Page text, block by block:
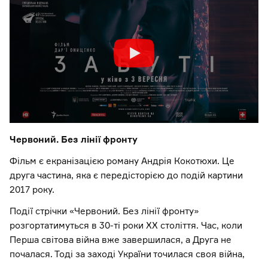
Червоний. Без лінії фронту
Фільм є екранізацією роману Андрія Кокотюхи. Це
друга частина, яка є передісторією до подій картини
2017 року.
Події стрічки «Червоний. Без лінії фронту»
розгортатимуться в 30-ті роки ХХ століття. Час, коли
Перша світова війна вже завершилася, а Друга не
почалася. Тоді за заході України точилася своя війна,